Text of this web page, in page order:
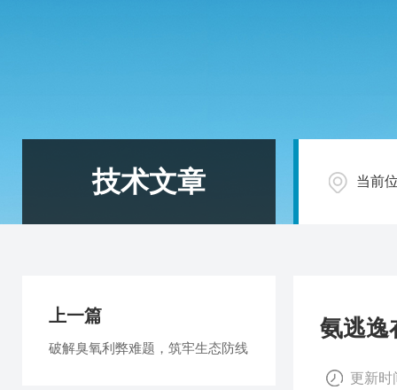
技术文章 当前
氨逃逸
更新时
上一篇
破解臭氧利弊难题，筑牢生态防线